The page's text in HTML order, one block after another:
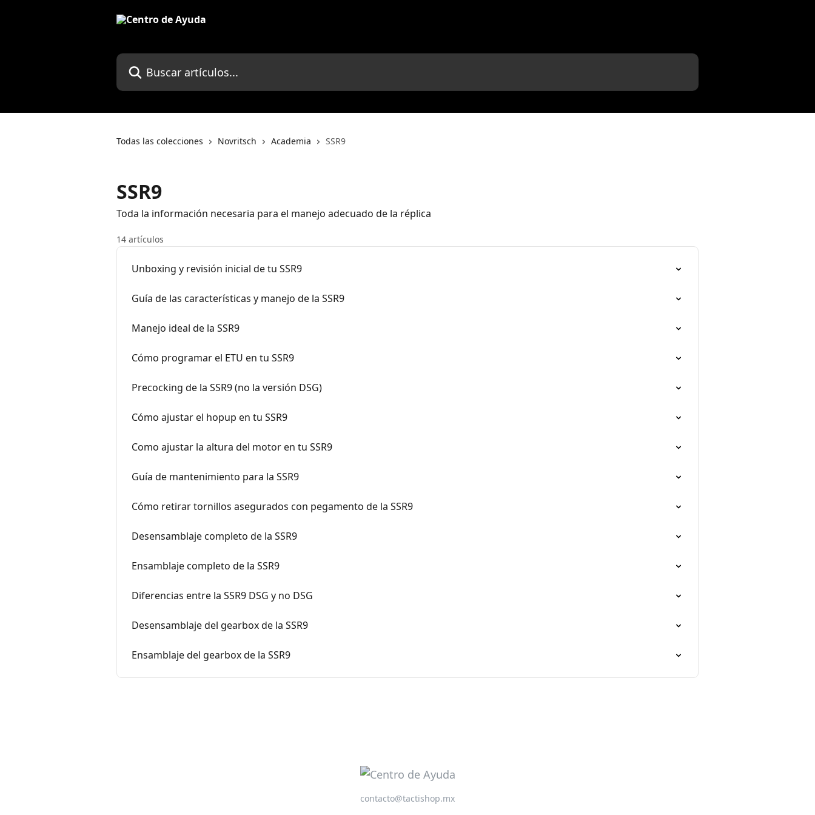
Buscar artículos...
Todas las colecciones Novritsch Academia SSR9
SSR9
Toda la información necesaria para el manejo adecuado de la réplica
14 artículos
Unboxing y revisión inicial de tu SSR9
Guía de las características y manejo de la SSR9
Manejo ideal de la SSR9
Cómo programar el ETU en tu SSR9
Precocking de la SSR9 (no la versión DSG)
Cómo ajustar el hopup en tu SSR9
Como ajustar la altura del motor en tu SSR9
Guía de mantenimiento para la SSR9
Cómo retirar tornillos asegurados con pegamento de la SSR9
Desensamblaje completo de la SSR9
Ensamblaje completo de la SSR9
Diferencias entre la SSR9 DSG y no DSG
Desensamblaje del gearbox de la SSR9
Ensamblaje del gearbox de la SSR9
contacto@tactishop.mx